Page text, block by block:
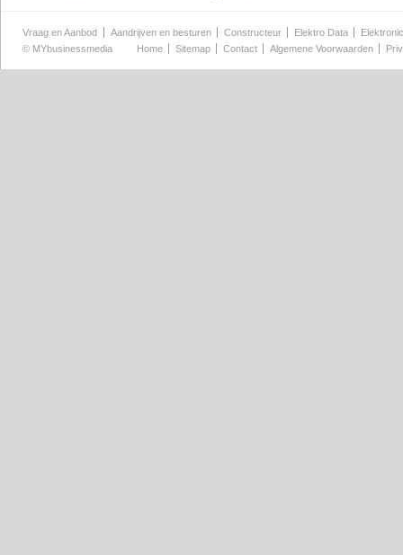
Vraag en Aanbod Aandrijven en besturen Constructeur Elektro Data
© MYbusinessmedia Home Sitemap Contact Algemene Voorwaarden